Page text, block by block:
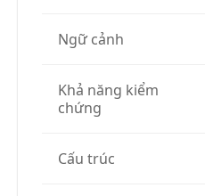
Ngữ cảnh
Khả năng kiểm
chứng
Cấu trúc